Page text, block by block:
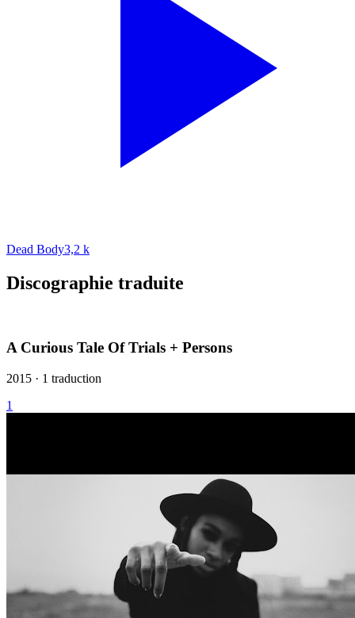
Dead Body3,2 k
Discographie traduite
A Curious Tale Of Trials + Persons
2015 · 1 traduction
1